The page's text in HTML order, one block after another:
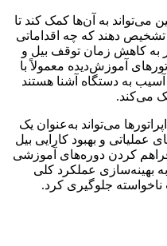
آن‌ها کمک کند تا
که چه اقداماتی
زمان توقف بیل و
معمولاً با
آشنا هستند
به‌عنوان یک
کارایی بیل
دوره‌های آموزشی
عملکرد کلی
کرد.